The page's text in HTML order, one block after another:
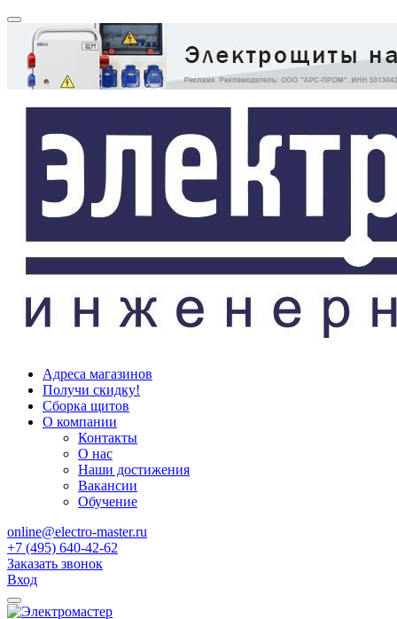
Адреса магазинов
Получи скидку!
Сборка щитов
О компании
Контакты
О нас
Наши достижения
Вакансии
Обучение
online@electro-master.ru
+7 (495) 640-42-62
Заказать звонок
Вход